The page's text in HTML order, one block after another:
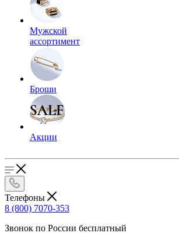
Мужской
ассортимент
Броши
Акции
Телефоны
8 (800) 7070-353
Звонок по России бесплатный